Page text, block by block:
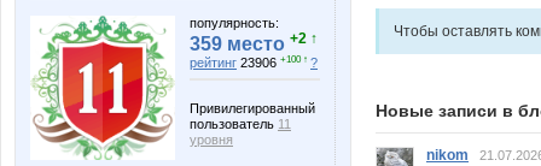
популярность:
359 место +2 ↑
рейтинг 23906 +100 ↑ ?
Привилегированный
пользователь 11
уровня
Чтобы оставлять
Новые записи в
nikom